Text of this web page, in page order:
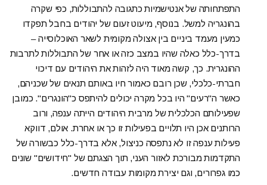
התפתחותה של אנטישמיות כתגובה להתבוללות, כפי שקרה
בהונגריה למשל. בנוסף, מיעוט זעום של יהודים בחבל תפקדו
כמעין מעמד ביניים בין אצולה מקומית לשאר האוכלוסייה –
בדרך-כלל כאלה שהיו במצב כזה או אחר של התבוללות לתרבות
ההונגרית. כך, קשה מאוד היה לזהות את היהודים עם דיכוי
חברתי-כלכלי, שכן רובם כאמור חיו באותם תנאים של שכניהם,
כאשר ה"רעים" היו בכל מקרה יכולים להיתפס כ"הונגרים". כמובן
שפעילותם הכלכלית של מרבית היהודים הייתה ענפה, ורוב
הרותנים אכן היו תלויים בפעילות זו כך או אחרת. אולם, דווקא
פעילות ענפה זו לא נתפסה כניצול, אלא בדרך-כלל כבשורה של
התקדמות מבורכת לאזור העני, תוך הצגתם של "חידושים" שונים
כמו גפרורים, וגם יצירת מקומות עבודה חדשים.